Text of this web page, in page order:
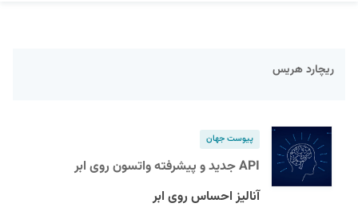
ریچارد هریس
پیوست جهان
API جدید و پیشرفته واتسون روی ابر
آنالیز احساس روی ابر